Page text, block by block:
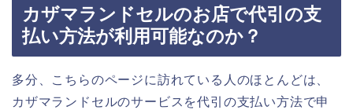
カザマランドセルのお店で代引の支
払い方法が利用可能なのか？
多分、こちらのページに訪れている人のほとんどは、
カザマランドセルのサービスを代引の支払い方法で申